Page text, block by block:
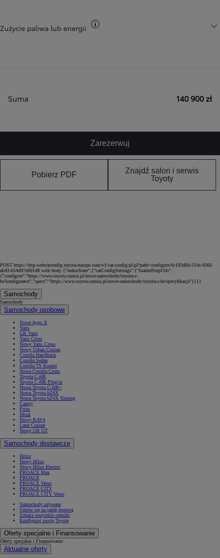
Zużycie paliwa lub energii
Suma 140 900 zł
Zarezerwuj
Pobierz PDF
Znajdź salon i serwis
Toyoty
POST https://dxp-webcarconfig.toyota-europe.com/v1/car-config/pl/pl?path=configure/6c193d6b-514c-436f-
ab43-654d97e601d8 with body {"reduxState":{"carConfigSettings":{"loadedStepUrls":
{"configure":"https://www.toyota.rumia.pl/nowe-samochody/toyota-c-
hr/konfigurator","specs":"https://www.toyota.rumia.pl/nowe-samochody/toyota-c-hr/specyfikacja"}}}}
Samochody
Samochody
Samochody osobowe
Nowe Aygo X
Yaris
GR Yaris
Yaris Cross
Nowy Yaris Cross
Nowy Urban Cruiser
Corolla Hatchback
Corolla Sedan
Corolla TS Kombi
Nowa Corolla Cross
Toyota C-HR
Toyota C-HR Plug-in
Nowa Toyota C-HR+
Nowa Toyota bZ4X
Nowa Toyota bZ4X Touring
Camry
Prius
Mirai
Nowy RAV4
Land Cruiser
Nowy GR GT
Samochody dostawcze
Hilux
Nowy Hilux
Nowy Hilux Electric
PROACE Max
PROACE
PROACE Verso
PROACE CITY
PROACE CITY Verso
Samochody używane
Umów się na jazdę testową
Zobacz wszystkie cenniki
Konfiguruj swoją Toyotę
Oferty specjalne i Finansowanie
Oferty specjalne i Finansowanie
Aktualne oferty